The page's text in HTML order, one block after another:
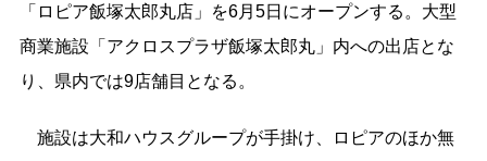
「ロピア飯塚太郎丸店」を6月5日にオープンする。大型
商業施設「アクロスプラザ飯塚太郎丸」内への出店とな
り、県内では9店舗目となる。
施設は大和ハウスグループが手掛け、ロピアのほか無